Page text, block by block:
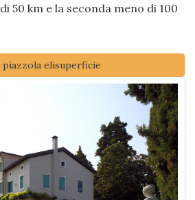
50 km e la seconda meno di 100
elisuperficie